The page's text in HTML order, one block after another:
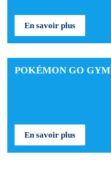
En savoir plus
POKÉMON GO GYM
En savoir plus